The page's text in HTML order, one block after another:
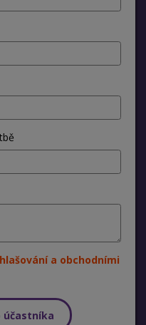
a obchodními
účastníka